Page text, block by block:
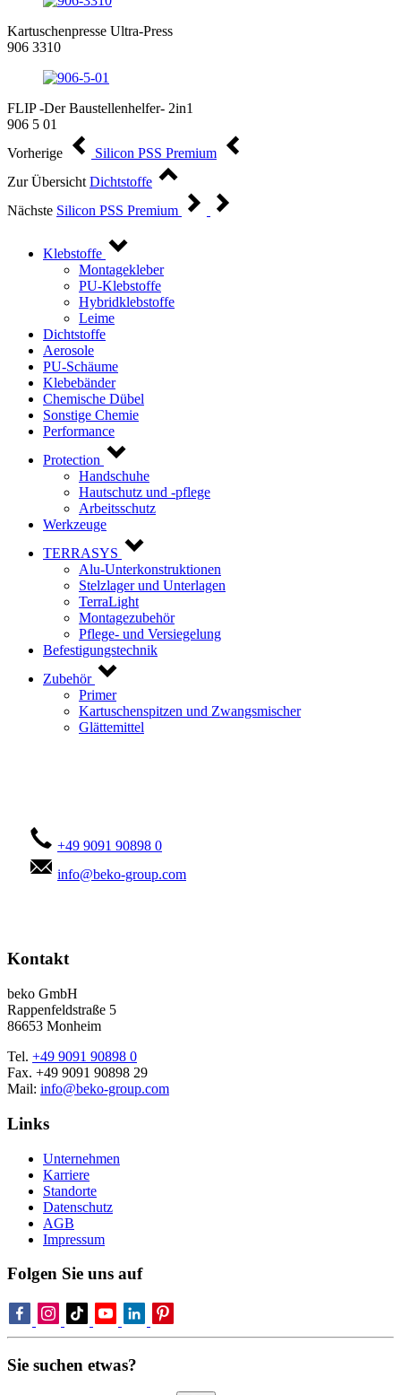
Kartuschenpresse Ultra-Press
906 3310
FLIP -Der Baustellenhelfer- 2in1
906 5 01
Vorherige
Silicon PSS Premium
Zur Übersicht Dichtstoffe
Nächste Silicon PSS Premium
Klebstoffe
Montagekleber
PU-Klebstoffe
Hybridklebstoffe
Leime
Dichtstoffe
Aerosole
PU-Schäume
Klebebänder
Chemische Dübel
Sonstige Chemie
Performance
Protection
Handschuhe
Hautschutz und -pflege
Arbeitsschutz
Werkzeuge
TERRASYS
Alu-Unterkonstruktionen
Stelzlager und Unterlagen
TerraLight
Montagezubehör
Pflege- und Versiegelung
Befestigungstechnik
Zubehör
Primer
Kartuschenspitzen und Zwangsmischer
Glättemittel
+49 9091 90898 0
info@beko-group.com
Kontakt
beko GmbH
Rappenfeldstraße 5
86653 Monheim
Tel. +49 9091 90898 0
Fax. +49 9091 90898 29
Mail: info@beko-group.com
Links
Unternehmen
Karriere
Standorte
Datenschutz
AGB
Impressum
Folgen Sie uns auf
Sie suchen etwas?